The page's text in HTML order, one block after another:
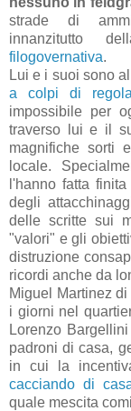
strade di
innanzitutto
filogovernativa.
Lui e i suoi sono
a colpi di
impossibile per
traverso lui e il
magnifiche sorti
locale.
l'hanno fatta
degli
delle scritte sui
"valori" e gli
distruzione
ricordi anche da
Miguel Martinez
i giorni nel
Lorenzo
padroni di casa,
in cui la
cacciando di
quale mescita